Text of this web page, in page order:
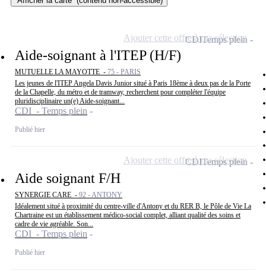
Aide-soignant à l'ITEP (H/F)
MUTUELLE LA MAYOTTE - 75 - PARIS
Les jeunes de l'ITEP Angela Davis Junior situé à Paris 18ème à deux pas de la Porte
de la Chapelle, du métro et de tramway, recherchent pour compléter l'équipe
pluridisciplinaire un(e) Aide-soignant...
CDI - Temps plein
Publié hier
CDITemps plein
Ajouter cette offre à ma sélection
Aide soignant F/H
SYNERGIE CARE - 92 - ANTONY
Idéalement situé à proximité du centre-ville d'Antony et du RER B, le Pôle de Vie La
Chartraine est un établissement médico-social complet, alliant qualité des soins et
cadre de vie agréable. Son...
CDI - Temps plein
Publié hier
CDITemps plein
Ajouter cette offre à ma sélection